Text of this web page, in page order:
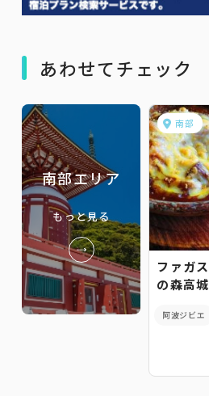
あわせてチェック
南部エリア
もっと見る
南部
ファガス
の森高城
阿波ジビエ